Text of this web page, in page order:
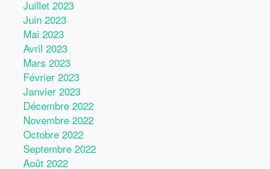
Juillet 2023
Juin 2023
Mai 2023
Avril 2023
Mars 2023
Février 2023
Janvier 2023
Décembre 2022
Novembre 2022
Octobre 2022
Septembre 2022
Août 2022